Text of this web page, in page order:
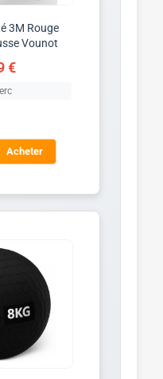
3M Rouge
Vounot
€
Acheter